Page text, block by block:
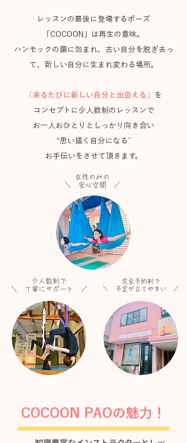
レッスンの最後に登場するポーズ
「COCOON」は再生の意味。
ハンモックの繭に包まれ、古い自分を脱ぎ去っ
て、新しい自分に生まれ変わる場所。
「来るたびに新しい自分と出会える」
を
コンセプトに 少人数制のレッスンで
お一人おひとりとしっかり向き合い
​“思い描く自分になる”
お手伝いをさせて頂きます。
女性のみの
＼ 安心空間 ／
少人数制で
＼ 丁寧にサポート ／
完全予約制で
＼ 予定が立てやすい ／
COCOON PAOの魅力！